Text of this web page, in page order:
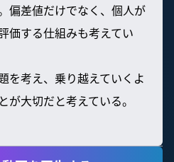
偏差値だけでなく、個人が
価する仕組みも考えてい
を考え、乗り越えていくよ
が大切だと考えている。